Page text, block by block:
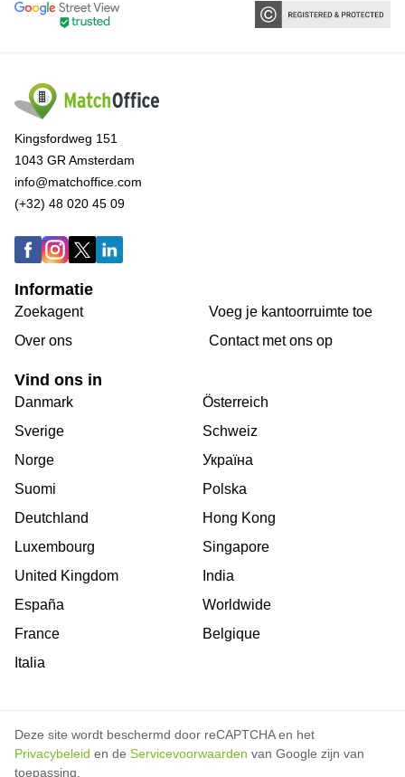
Kingsfordweg 151
1043 GR Amsterdam
info@matchoffice.com
(+32) 48 020 45 09
Informatie
Zoekagent
Over ons
Voeg je kantoorruimte toe
Сontact met ons op
Vind ons in
Danmark
Sverige
Norge
Suomi
Deutchland
Luxembourg
United Kingdom
España
France
Italia
Österreich
Schweiz
Україна
Polska
Hong Kong
Singapore
India
Worldwide
Belgique
Deze site wordt beschermd door reCAPTCHA en het
Privacybeleid en de Servicevoorwaarden van Google zijn van
toepassing.